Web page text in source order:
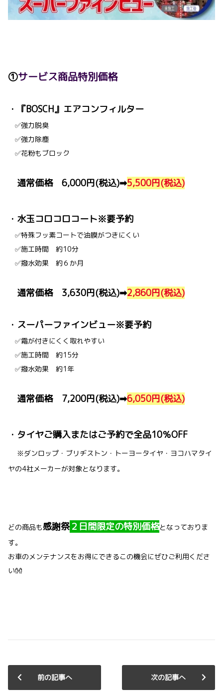
①サービス商品特別価格
・『BOSCH』エアコンフィルター
✅強力脱臭
✅強力除塵
✅花粉もブロック
通常価格 6,000円(税込)➡5,500円(税込)
・水玉コロコロコート※要予約
✅特殊フッ素コートで油膜がつきにくい
✅施工時間 約10分
✅撥水効果 約６か月
通常価格 3,630円(税込)➡2,860円(税込)
・スーパーファインビュー※要予約
✅霜が付きにくく取れやすい
✅施工時間 約15分
✅撥水効果 約1年
通常価格 7,200円(税込)➡6,050円(税込)
・タイヤご購入またはご予約で全品10％OFF
※ダンロップ・ブリヂストン・トーヨータイヤ・ヨコハマタイ
ヤの4社メーカーが対象となります。
どの商品も感謝祭 ２日間限定の特別価格となっておりま
す。
お車のメンテナンスをお得にできるこの機会にぜひご利用くださ
い👐
前の記事へ 次の記事へ